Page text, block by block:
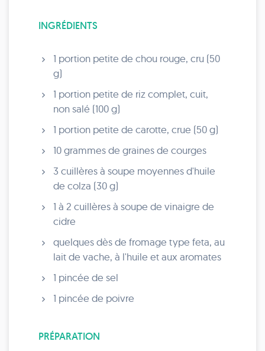
INGRÉDIENTS
1 portion petite de chou rouge, cru (50
g)
1 portion petite de riz complet, cuit,
non salé (100 g)
1 portion petite de carotte, crue (50 g)
10 grammes de graines de courges
3 cuillères à soupe moyennes d'huile
de colza (30 g)
1 à 2 cuillères à soupe de vinaigre de
cidre
quelques dès de fromage type feta, au
lait de vache, à l'huile et aux aromates
1 pincée de sel
1 pincée de poivre
PRÉPARATION